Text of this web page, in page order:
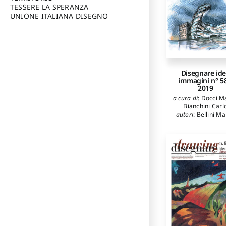
Martín-Pastor
Pagliano
Parrinello
Disegnare
immagini n°
2019
a cura di: Docci
Bianchini
autori: Bellini
Giorgio
,Chiavoni
Emanuela,
Antonella,
Annalisa,
Cristina,
Bordes María
Bosch Roig Luis,
Reig Ignacio
TESSERE LA SPERANZA
UNIONE ITALIANA DISEGNO